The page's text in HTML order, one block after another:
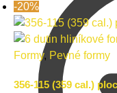
-20%
Formy, Pevné formy
356-115 (359 cal.)